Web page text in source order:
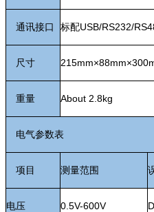
通讯接口 标配USB/RS232/
尺寸
重量 About 2.8kg
电气参数表
项目 测量范围
电压 0.5V-600V